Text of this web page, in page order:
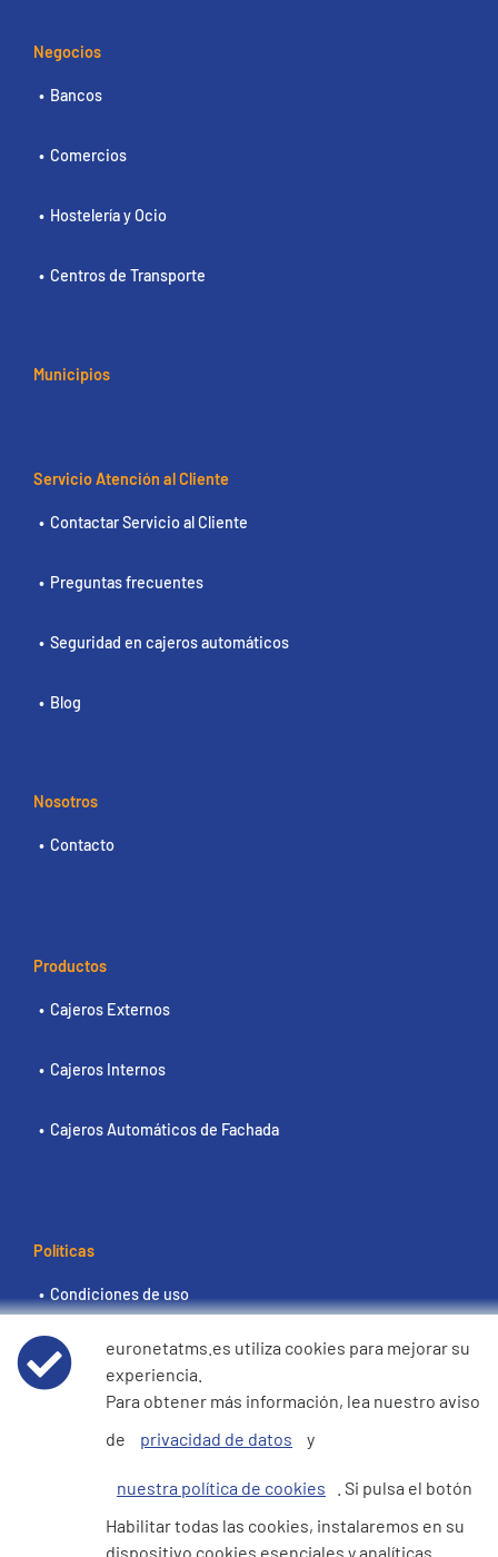
Negocios
Bancos
Comercios
Hostelería y Ocio
Centros de Transporte
Municipios
Servicio Atención al Cliente
Contactar Servicio al Cliente
Preguntas frecuentes
Seguridad en cajeros automáticos
Blog
Nosotros
Contacto
Productos
Cajeros Externos
Cajeros Internos
Cajeros Automáticos de Fachada
Políticas
Condiciones de uso
Aviso de privacidad de datos
Política de cookies
trata de seres humanos
euronetatms.es utiliza cookies para mejorar su
experiencia.
Para obtener más información, lea nuestro aviso
de
privacidad de datos y
nuestra política de cookies
. Si pulsa el botón
Habilitar todas las cookies, instalaremos en su
dispositivo cookies esenciales y analíticas.